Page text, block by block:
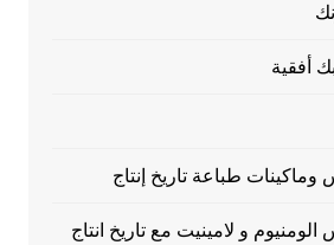
أفقية
وماكينات طباعة تاريخ إنتاج
و لامينيت مع تاريخ انتاج